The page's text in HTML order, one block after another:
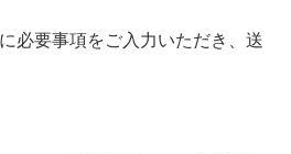
必要事項をご入力いただき、送